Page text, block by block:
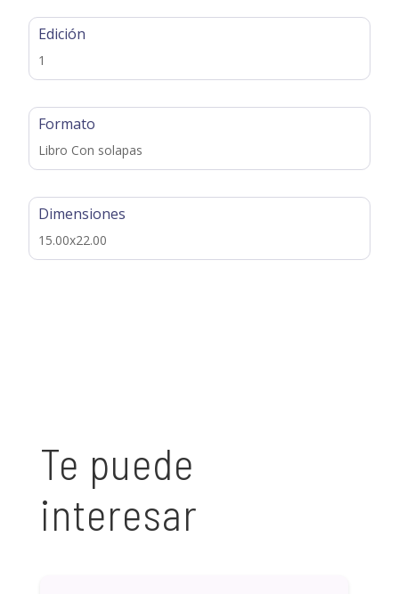
Edición
1
Formato
Libro Con solapas
Dimensiones
15.00x22.00
Te puede
interesar